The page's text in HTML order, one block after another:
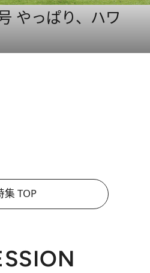
やっぱり、ハワ
集 TOP